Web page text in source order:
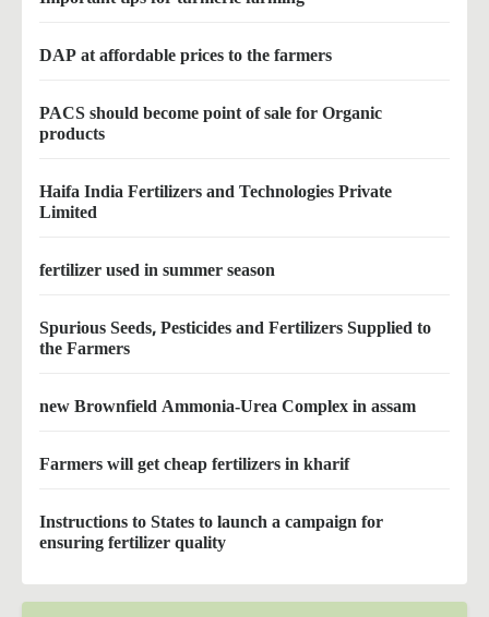
DAP at affordable prices to the farmers
PACS should become point of sale for Organic
products
Haifa India Fertilizers and Technologies Private
Limited
fertilizer used in summer season
Spurious Seeds, Pesticides and Fertilizers Supplied to
the Farmers
new Brownfield Ammonia-Urea Complex in assam
Farmers will get cheap fertilizers in kharif
Instructions to States to launch a campaign for
ensuring fertilizer quality